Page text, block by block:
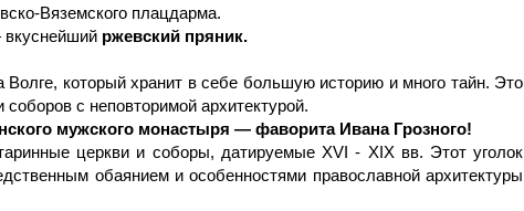
Вяземского плацдарма.
вкуснейший ржевский пряник.
который хранит в себе большую историю и много тайн. Это
с неповторимой архитектурой.
мужского монастыря — фаворита Ивана Грозного!
церкви и соборы, датируемые XVI - XIX вв. Этот уголок
обаянием и особенностями православной архитектуры